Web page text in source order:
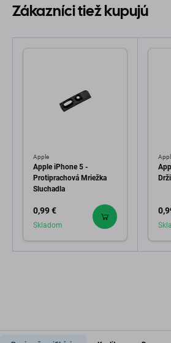
Zákazníci tiež kupujú
Apple
Apple iPhone 5 -
Protiprachová Mriežka
Sluchadla
0,99 €
Skladom